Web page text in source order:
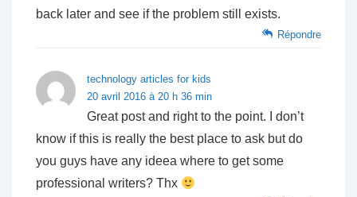
back later and see if the problem still exists.
Répondre
technology articles for kids
20 avril 2016 à 20 h 36 min
Great post and right to the point. I don’t
know if this is really the best place to ask but do
you guys have any ideea where to get some
professional writers? Thx